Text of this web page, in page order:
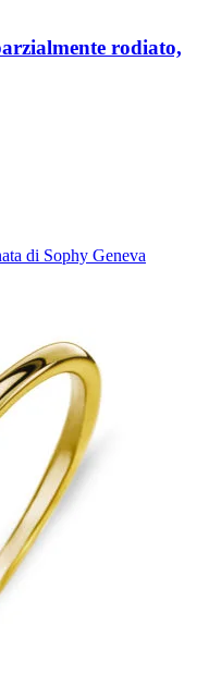
rodiato,
di Sophy Geneva